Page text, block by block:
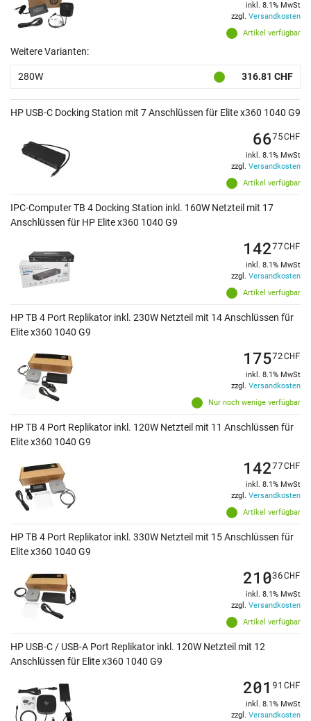
Artikel verfügbar
inkl. 8.1% MwSt
zzgl. Versandkosten
Weitere Varianten:
280W 316.81 CHF
HP USB-C Docking Station mit 7 Anschlüssen für Elite x360 1040 G9
Artikel verfügbar
6675CHF
inkl. 8.1% MwSt
zzgl. Versandkosten
IPC-Computer TB 4 Docking Station inkl. 160W Netzteil mit 17
Anschlüssen für HP Elite x360 1040 G9
Artikel verfügbar
14277CHF
inkl. 8.1% MwSt
zzgl. Versandkosten
HP TB 4 Port Replikator inkl. 230W Netzteil mit 14 Anschlüssen für
Elite x360 1040 G9
Nur noch wenige verfügbar
17572CHF
inkl. 8.1% MwSt
zzgl. Versandkosten
HP TB 4 Port Replikator inkl. 120W Netzteil mit 11 Anschlüssen für
Elite x360 1040 G9
Artikel verfügbar
14277CHF
inkl. 8.1% MwSt
zzgl. Versandkosten
HP TB 4 Port Replikator inkl. 330W Netzteil mit 15 Anschlüssen für
Elite x360 1040 G9
Artikel verfügbar
21036CHF
inkl. 8.1% MwSt
zzgl. Versandkosten
HP USB-C / USB-A Port Replikator inkl. 120W Netzteil mit 12
Anschlüssen für Elite x360 1040 G9
201 91 CHF
inkl. 8.1% MwSt
zzgl. Versandkosten